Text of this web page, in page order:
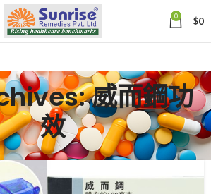
0 $0
威而鋼功
效